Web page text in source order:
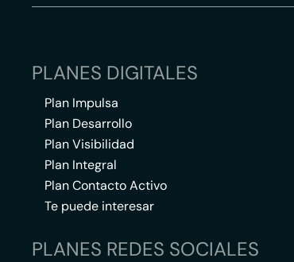
PLANES DIGITALES
Plan Impulsa
Plan Desarrollo
Plan Visibilidad
Plan Integral
Plan Contacto Activo
Te puede interesar
PLANES REDES SOCIALES